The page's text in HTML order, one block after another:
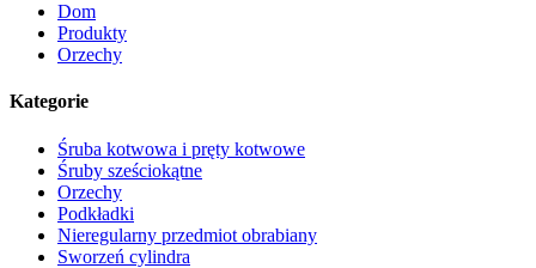
Dom
Produkty
Orzechy
Kategorie
Śruba kotwowa i pręty kotwowe
Śruby sześciokątne
Orzechy
Podkładki
Nieregularny przedmiot obrabiany
Sworzeń cylindra